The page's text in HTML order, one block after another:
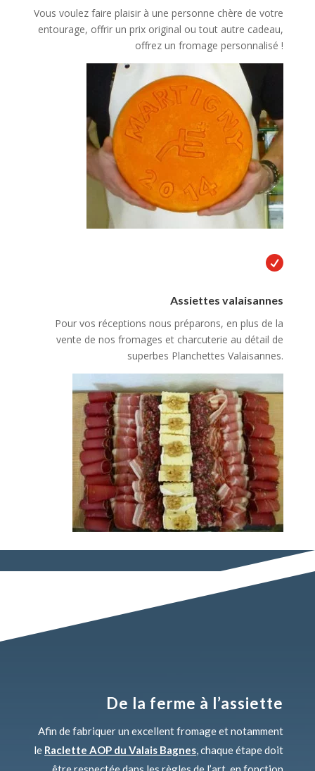
Vous voulez faire plaisir à une personne chère de votre
entourage, offrir un prix original ou tout autre cadeau,
offrez un fromage personnalisé !

Assiettes valaisannes
Pour vos réceptions nous préparons, en plus de la
vente de nos fromages et charcuterie au détail de
superbes Planchettes Valaisannes.
De la ferme à l’assiette
Afin de fabriquer un excellent fromage et notamment
le Raclette AOP du Valais Bagnes, chaque étape doit